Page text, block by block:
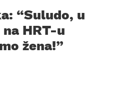
“Suludo, u
HRT-u
žena!”